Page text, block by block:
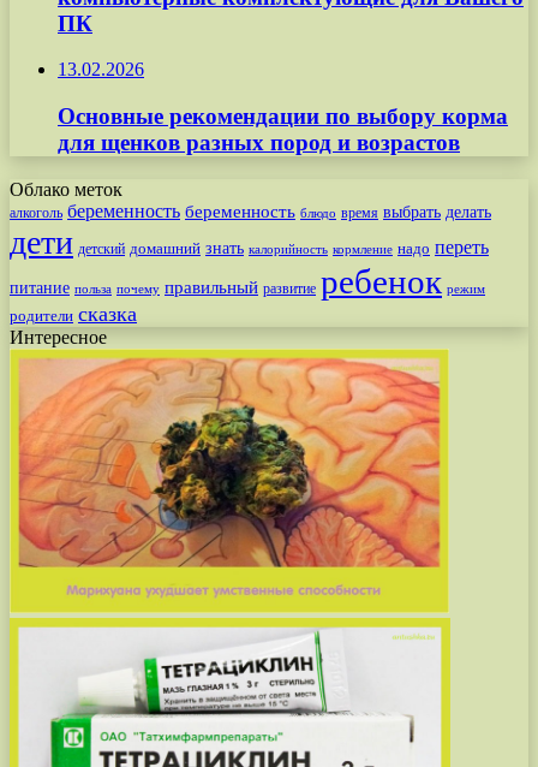
ПК
13.02.2026
Основные рекомендации по выбору корма
для щенков разных пород и возрастов
Облако меток
алкоголь беременность беременность блюдо время выбрать делать
дети детский домашний знать калорийность кормление надо переть
питание польза почему правильный развитие ребенок режим
родители сказка
Интересное